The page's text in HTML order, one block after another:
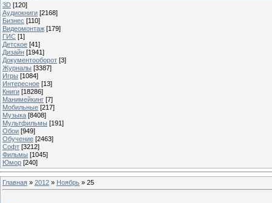
3D [120]
Аудиокниги [2168]
Бизнес [110]
Видеомонтаж [179]
ГИС [1]
Детское [41]
Дизайн [1941]
Документооборот [3]
Журналы [3387]
Игры [1084]
Интересное [13]
Книги [18286]
Манимейкинг [7]
Мобильные [217]
Музыка [8408]
Мультфильмы [191]
Обои [949]
Обучение [2463]
Софт [3212]
Фильмы [1045]
Юмор [240]
Главная » 2012 » Ноябрь » 25